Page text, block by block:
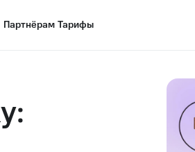
Партнёрам Тарифы
Партнёрам Тарифы